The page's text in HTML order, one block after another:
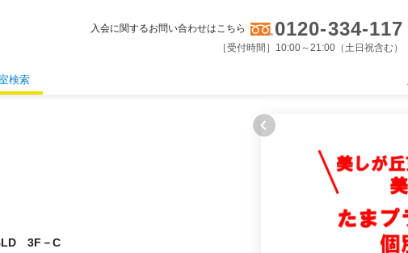
入会に関するお問い合わせはこちら 0120-334-117
［受付時間］10:00～21:00（土日祝含む）
検索
3F－C